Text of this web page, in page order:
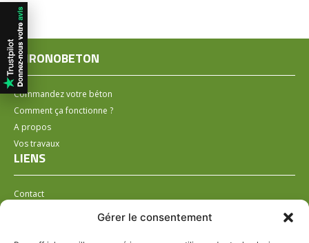
Gérer le consentement
CHRONOBETON
Commandez votre béton
Comment ça fonctionne ?
A propos
Vos travaux
LIENS
Contact